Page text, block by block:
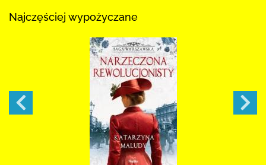
Najczęściej wypożyczane